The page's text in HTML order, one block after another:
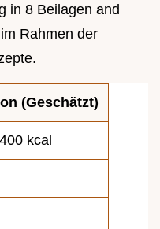
in 8 Beilagen and
Rahmen der
(Geschätzt)
kcal